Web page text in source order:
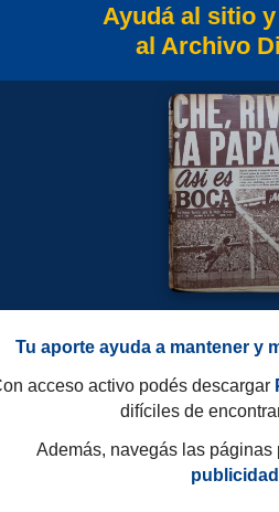
1994
Ayudá al sitio
al Archivo
Tu aporte ayuda a mantener y
acceso activo podés descargar
difíciles de
Además, navegás las